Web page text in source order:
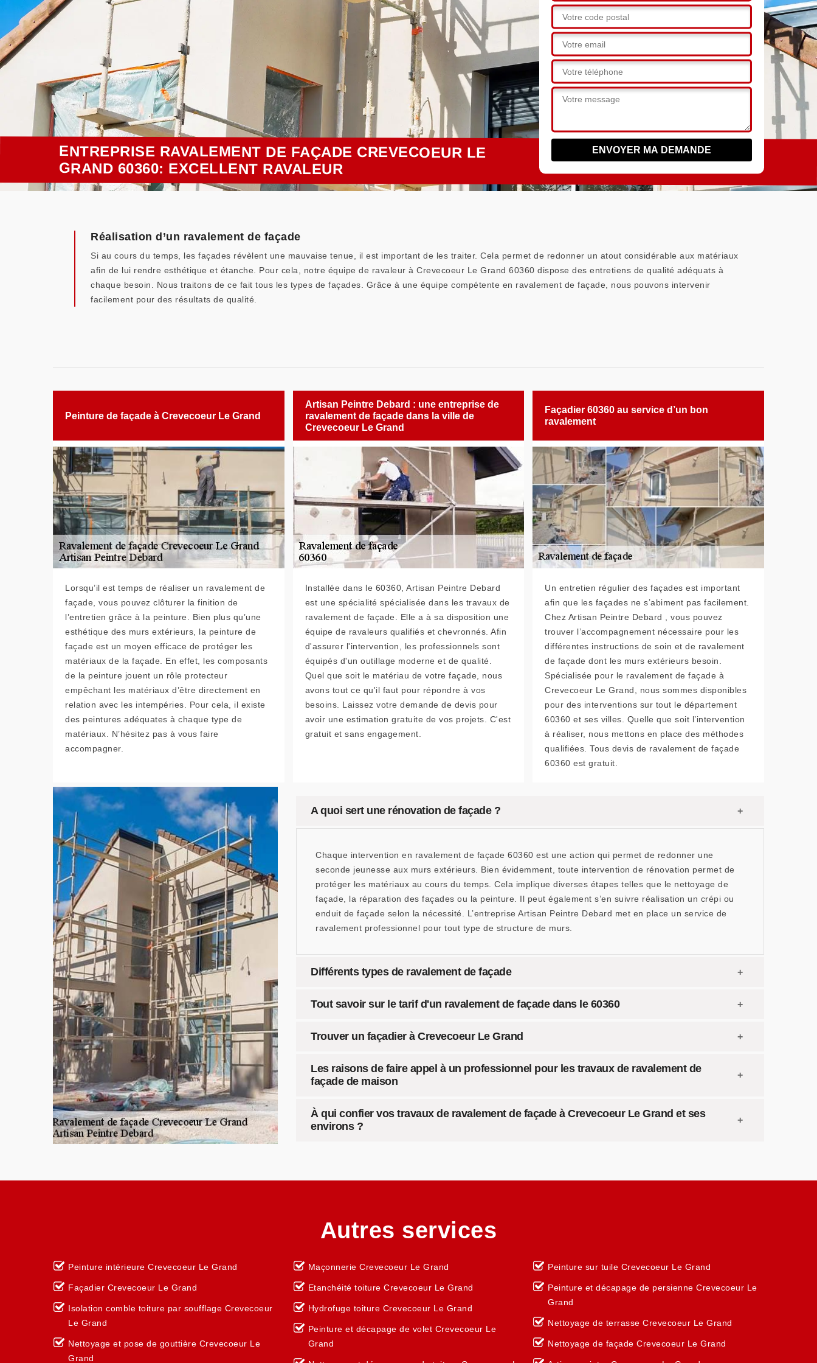
ENTREPRISE RAVALEMENT DE FAÇADE CREVECOEUR LE
GRAND 60360: EXCELLENT RAVALEUR
Réalisation d’un ravalement de façade
Si au cours du temps, les façades révèlent une mauvaise tenue, il est important de les traiter. Cela permet de redonner un atout considérable aux matériaux
afin de lui rendre esthétique et étanche. Pour cela, notre équipe de ravaleur à Crevecoeur Le Grand 60360 dispose des entretiens de qualité adéquats à
chaque besoin. Nous traitons de ce fait tous les types de façades. Grâce à une équipe compétente en ravalement de façade, nous pouvons intervenir
facilement pour des résultats de qualité.
Peinture de façade à Crevecoeur Le Grand
Lorsqu’il est temps de réaliser un ravalement de
façade, vous pouvez clôturer la finition de
l’entretien grâce à la peinture. Bien plus qu’une
esthétique des murs extérieurs, la peinture de
façade est un moyen efficace de protéger les
matériaux de la façade. En effet, les composants
de la peinture jouent un rôle protecteur
empêchant les matériaux d’être directement en
relation avec les intempéries. Pour cela, il existe
des peintures adéquates à chaque type de
matériaux. N’hésitez pas à vous faire
accompagner.
Artisan Peintre Debard : une entreprise de
ravalement de façade dans la ville de
Crevecoeur Le Grand
Installée dans le 60360, Artisan Peintre Debard
est une spécialité spécialisée dans les travaux de
ravalement de façade. Elle a à sa disposition une
équipe de ravaleurs qualifiés et chevronnés. Afin
d'assurer l'intervention, les professionnels sont
équipés d'un outillage moderne et de qualité.
Quel que soit le matériau de votre façade, nous
avons tout ce qu'il faut pour répondre à vos
besoins. Laissez votre demande de devis pour
avoir une estimation gratuite de vos projets. C'est
gratuit et sans engagement.
Façadier 60360 au service d’un bon
ravalement
Un entretien régulier des façades est important
afin que les façades ne s’abiment pas facilement.
Chez Artisan Peintre Debard , vous pouvez
trouver l’accompagnement nécessaire pour les
différentes instructions de soin et de ravalement
de façade dont les murs extérieurs besoin.
Spécialisée pour le ravalement de façade à
Crevecoeur Le Grand, nous sommes disponibles
pour des interventions sur tout le département
60360 et ses villes. Quelle que soit l’intervention
à réaliser, nous mettons en place des méthodes
qualifiées. Tous devis de ravalement de façade
60360 est gratuit.
A quoi sert une rénovation de façade ?
Chaque intervention en ravalement de façade 60360 est une action qui permet de redonner une
seconde jeunesse aux murs extérieurs. Bien évidemment, toute intervention de rénovation permet de
protéger les matériaux au cours du temps. Cela implique diverses étapes telles que le nettoyage de
façade, la réparation des façades ou la peinture. Il peut également s’en suivre réalisation un crépi ou
enduit de façade selon la nécessité. L’entreprise Artisan Peintre Debard met en place un service de
ravalement professionnel pour tout type de structure de murs.
Différents types de ravalement de façade
Tout savoir sur le tarif d'un ravalement de façade dans le 60360
Trouver un façadier à Crevecoeur Le Grand
Les raisons de faire appel à un professionnel pour les travaux de ravalement de
façade de maison
À qui confier vos travaux de ravalement de façade à Crevecoeur Le Grand et ses
environs ?
Autres services
Peinture intérieure Crevecoeur Le Grand
Façadier Crevecoeur Le Grand
Isolation comble toiture par soufflage Crevecoeur
Le Grand
Nettoyage et pose de gouttière Crevecoeur Le
Grand
Maçonnerie Crevecoeur Le Grand
Etanchéité toiture Crevecoeur Le Grand
Hydrofuge toiture Crevecoeur Le Grand
Peinture et décapage de volet Crevecoeur Le
Grand
Peinture sur tuile Crevecoeur Le Grand
Peinture et décapage de persienne Crevecoeur Le
Grand
Nettoyage de terrasse Crevecoeur Le Grand
Nettoyage de façade Crevecoeur Le Grand